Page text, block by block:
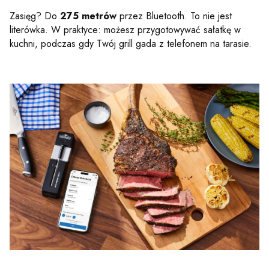
Zasięg? Do 275 metrów przez Bluetooth. To nie jest
literówka. W praktyce: możesz przygotowywać sałatkę w
kuchni, podczas gdy Twój grill gada z telefonem na tarasie.